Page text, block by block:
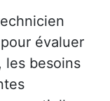
évaluer
les besoins